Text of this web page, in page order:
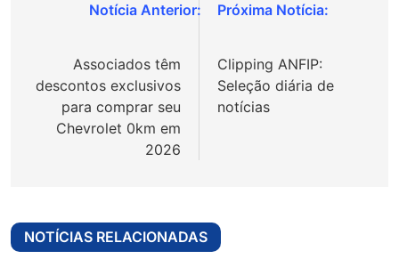
Navegação
Post
Associados têm
descontos exclusivos
para comprar seu
Chevrolet 0km em
2026
Clipping ANFIP:
Seleção diária de
notícias
NOTÍCIAS RELACIONADAS